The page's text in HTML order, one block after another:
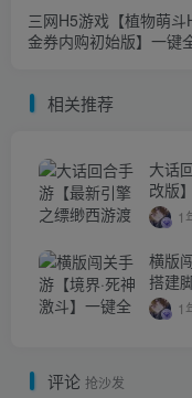
三网H5游戏【植物萌斗
金券内购初始版】一键
相关推荐
大话
改版
+管理
1
横版
搭建
1
评论 抢沙发